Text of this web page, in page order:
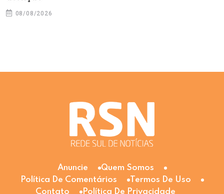
08/08/2026
Anuncie
Quem Somos
Política De Comentários
Termos De Uso
Contato
Política De Privacidade